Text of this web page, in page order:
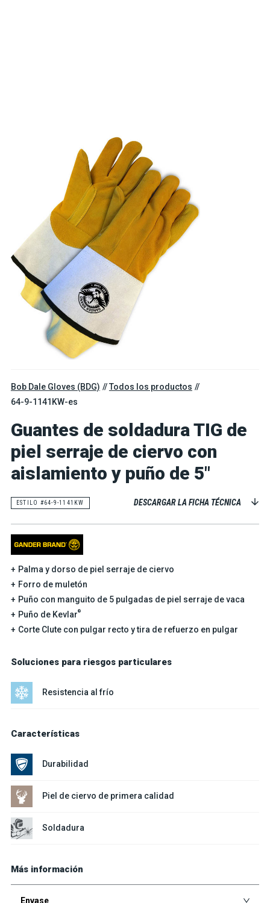
Bob Dale Gloves (BDG)
Todos los productos
64-9-1141KW-es
Guantes de soldadura TIG de
piel serraje de ciervo con
aislamiento y puño de 5"
ESTILO #64-9-1141KW DESCARGAR LA FICHA TÉCNICA
Palma y dorso de piel serraje de ciervo
Forro de muletón
Puño con manguito de 5 pulgadas de piel serraje de vaca
Puño de Kevlar®
Corte Clute con pulgar recto y tira de refuerzo en pulgar
Soluciones para riesgos particulares
Resistencia al frío
Características
Durabilidad
Piel de ciervo de primera calidad
Soldadura
Más información
Envase